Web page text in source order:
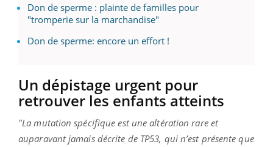
Don de sperme : plainte de familles pour
"tromperie sur la marchandise"
Don de sperme: encore un effort !
Un dépistage urgent pour
retrouver les enfants atteints
"La mutation spécifique est une altération rare et
auparavant jamais décrite de TP53, qui n’est présente que